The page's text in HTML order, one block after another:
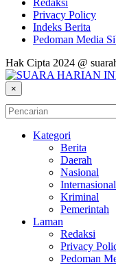
Privacy Policy
Indeks Berita
Pedoman Media
Hak Cipta 2024 @
×
Kategori
Berita
Daerah
Nasional
Internasional
Kriminal
Pemerintah
Laman
Redaksi
Privacy
Pedoman